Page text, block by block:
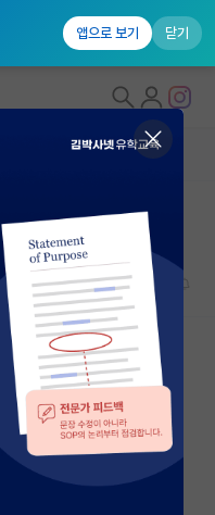
앱으로 보기 닫기